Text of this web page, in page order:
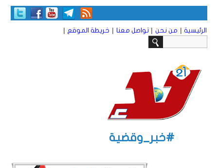
الرئيسية | من نحن | تواصل معنا | خريطة الموقع |
#خبر_وقضية